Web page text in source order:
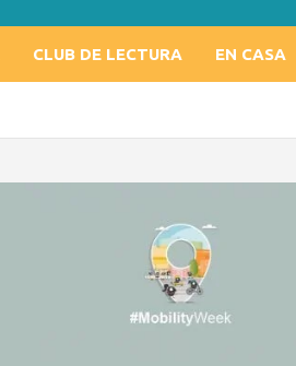
CLUB DE LECTURA EN CASA